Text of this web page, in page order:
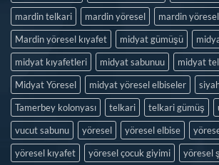
mardin telkari
mardin yöresel
mardin
Mardin yöresel kıyafet
midyat gümüşü
midyat kıyafetleri
midyat sabunuu
midyat
Midyat Yöresel
midyat yöresel elbiseler
Tamerbey kolonyası
telkari telkari gümüş
vucut sabunu
yöresel yöresel elbise
yöresel kıyafet
yöresel çocuk giyimi
yöresel